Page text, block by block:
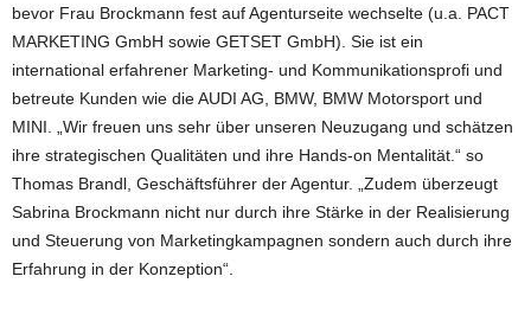
bevor Frau Brockmann fest auf Agenturseite wechselte (u.a. PACT
MARKETING GmbH sowie GETSET GmbH). Sie ist ein
international erfahrener Marketing- und Kommunikationsprofi und
betreute Kunden wie die AUDI AG, BMW, BMW Motorsport und
MINI. „Wir freuen uns sehr über unseren Neuzugang und schätzen
ihre strategischen Qualitäten und ihre Hands-on Mentalität.“ so
Thomas Brandl, Geschäftsführer der Agentur. „Zudem überzeugt
Sabrina Brockmann nicht nur durch ihre Stärke in der Realisierung
und Steuerung von Marketingkampagnen sondern auch durch ihre
Erfahrung in der Konzeption“.